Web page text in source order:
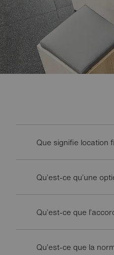
Que signifie location
Qu’est-ce qu’une
Qu’est-ce que
Qu’est-ce que la